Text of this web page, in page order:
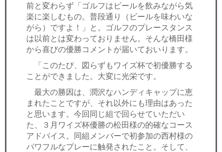
前と変わらず「ゴルフはビールを飲みながら気
楽に楽しむもの。普段通り（ビールを味わいな
がら）ですよ！」と。ゴルフのプレースタンス
は以前とは変わっておりません。そんな橋田様
から喜びの優勝コメントが届いておいります。
「このたび、図らずもワイズ杯で初優勝する
ことができました。大変に光栄です。
最大の勝因は、潤沢なハンディキャップに恵
まれたことですが、それ以外にも理由はあった
と思います。今回同じ組で回らせていただい
た、３月ワイズ杯優勝の松田様の的確なコース
アドバイス。同組メンバーで初参加の西村様の
パワフルなプレーに触発されたこと。そして、